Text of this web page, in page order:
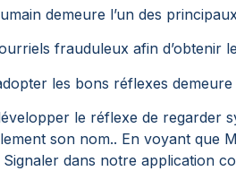
demeure l’un des
frauduleux afin d’obtenir
les bons réflexes
le réflexe de regarder
son nom.. En voyant que
dans notre application